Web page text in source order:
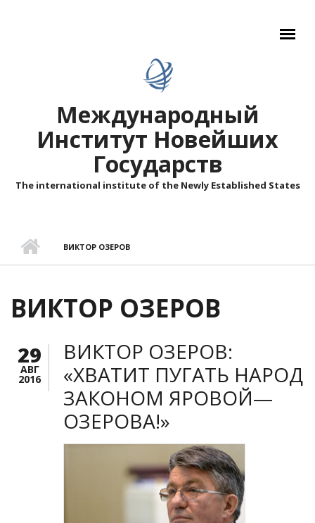
Международный
Институт Новейших
Государств
The international institute of the Newly Established States
ВИКТОР ОЗЕРОВ
ВИКТОР ОЗЕРОВ
29
АВГ
2016
ВИКТОР ОЗЕРОВ:
«ХВАТИТ ПУГАТЬ НАРОД
ЗАКОНОМ ЯРОВОЙ—
ОЗЕРОВА!»